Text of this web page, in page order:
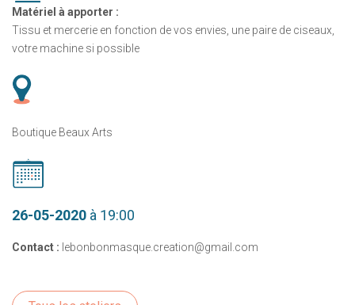
Matériel à apporter :
Tissu et mercerie en fonction de vos envies, une paire de ciseaux,
votre machine si possible
Boutique Beaux Arts
26-05-2020 à 19:00
Contact : lebonbonmasque.creation@gmail.com